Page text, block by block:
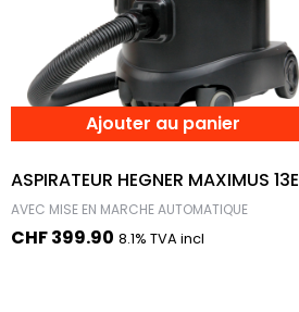
Ajouter au panier
ASPIRATEUR HEGNER MAXIMUS 13E
AVEC MISE EN MARCHE AUTOMATIQUE
CHF399.90 8.1% TVA incl